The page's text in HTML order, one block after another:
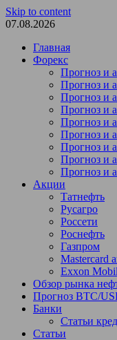
Skip to content
07.08.2026
Главная
Форекс
Прогноз и
Прогноз и
Прогноз и
Прогноз и
Прогноз и
Прогноз и
Прогноз и
Прогноз и
Прогноз и
Акции
Татнефть
Русагро
Россети
Роснефть
Газпром
Mastercard
Exxon Mobil
Обзор рынка
Прогноз BTC/
Банки
Статьи
Статьи